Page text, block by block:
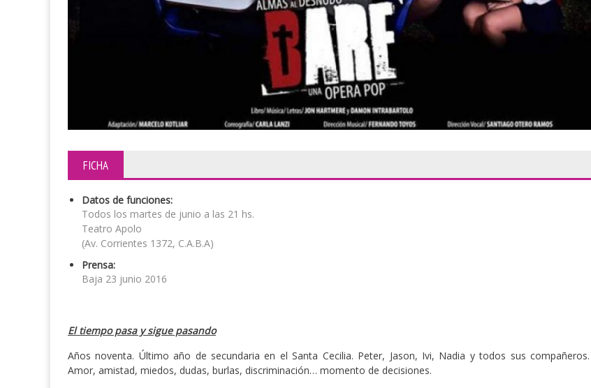
FICHA
Datos de funciones:
Todos los martes de junio a las 21 hs.
Teatro Apolo
(Av. Corrientes 1372, C.A.B.A)
Prensa:
Baja 23 junio 2016
El tiempo pasa y sigue pasando
Años noventa. Último año de secundaria en el Santa Cecilia. Peter, Jason, Ivi, Nadia y todos sus compañeros.
Amor, amistad, miedos, dudas, burlas, discriminación… momento de decisiones.